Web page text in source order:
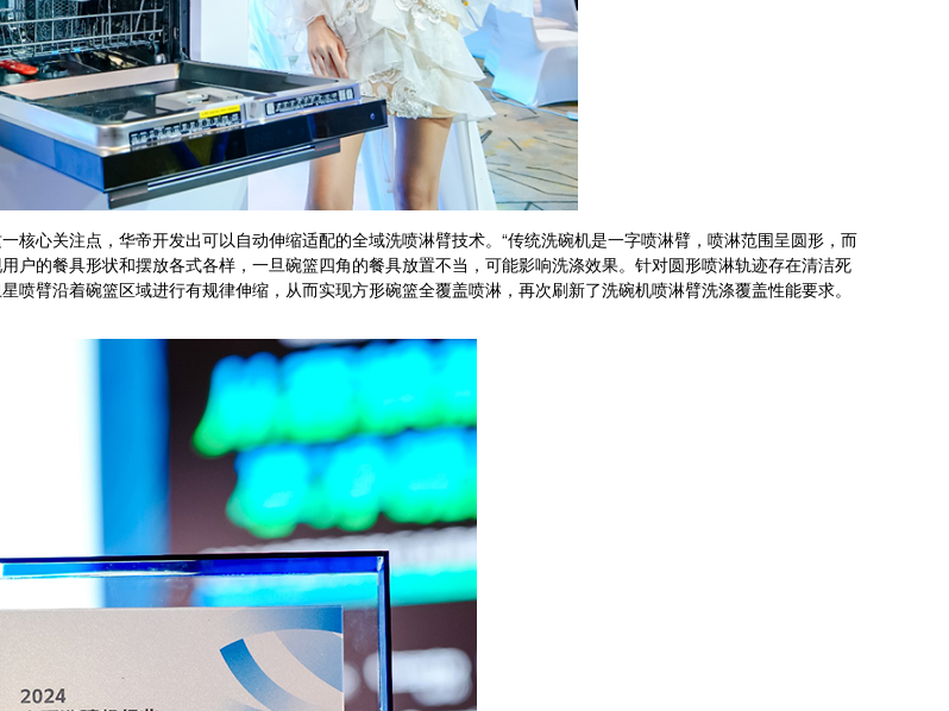
心关注点，华帝开发出可以自动伸缩适配的全域洗喷淋臂技术。“传统洗碗机是一字喷淋臂，喷淋范围呈圆形，而
户的餐具形状和摆放各式各样，一旦碗篮四角的餐具放置不当，可能影响洗涤效果。针对圆形喷淋轨迹存在清洁死
臂沿着碗篮区域进行有规律伸缩，从而实现方形碗篮全覆盖喷淋，再次刷新了洗碗机喷淋臂洗涤覆盖性能要求。